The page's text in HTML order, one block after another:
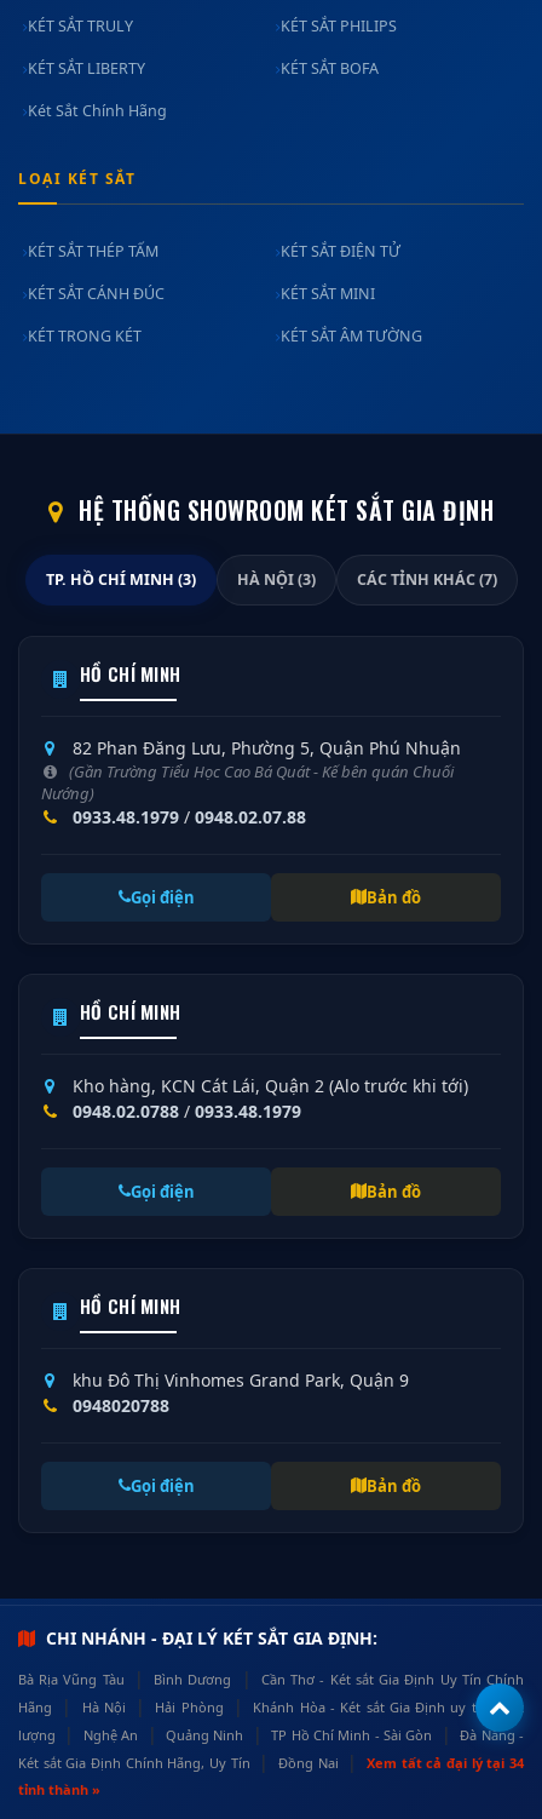
KÉT SẮT TRULY KÉT SẮT PHILIPS
KÉT SẮT LIBERTY KÉT SẮT BOFA
Két Sắt Chính Hãng
LOẠI KÉT SẮT
KÉT SẮT THÉP TẤM KÉT SẮT ĐIỆN TỬ
KÉT SẮT CÁNH ĐÚC KÉT SẮT MINI
KÉT TRONG KÉT KÉT SẮT ÂM TƯỜNG
HỆ THỐNG SHOWROOM KÉT SẮT GIA ĐỊNH
TP. HỒ CHÍ MINH (3) HÀ NỘI (3) CÁC TỈNH KHÁC (7)
HỒ CHÍ MINH
82 Phan Đăng Lưu, Phường 5, Quận Phú Nhuận
(Gần Trường Tiểu Học Cao Bá Quát - Kế bên quán Chuối
Nướng)
0933.48.1979 / 0948.02.07.88
Gọi điện Bản đồ
HỒ CHÍ MINH
Kho hàng, KCN Cát Lái, Quận 2 (Alo trước khi tới)
0948.02.0788 / 0933.48.1979
Gọi điện Bản đồ
HỒ CHÍ MINH
khu Đô Thị Vinhomes Grand Park, Quận 9
0948020788
Gọi điện Bản đồ
CHI NHÁNH - ĐẠI LÝ KÉT SẮT GIA ĐỊNH:
Bà Rịa Vũng Tàu | Bình Dương |
Cần Thơ - Két sắt Gia Định Uy Tín Chính
Hãng
| Hà Nội | Hải Phòng |
Khánh Hòa - Két sắt Gia Định uy tín, chất
lượng
| Nghệ An | Quảng Ninh | TP Hồ Chí Minh - Sài Gòn |
Đà Nẵng -
Két sắt Gia Định Chính Hãng, Uy Tín
| Đồng Nai |
Xem tất cả đại lý tại 34
tỉnh thành »